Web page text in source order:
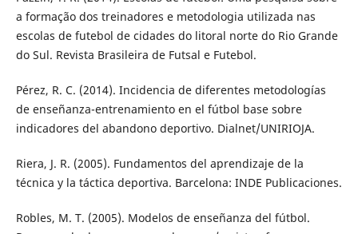
a formação dos treinadores e metodologia utilizada nas
escolas de futebol de cidades do litoral norte do Rio Grande
do Sul. Revista Brasileira de Futsal e Futebol.
Pérez, R. C. (2014). Incidencia de diferentes metodologías
de enseñanza-entrenamiento en el fútbol base sobre
indicadores del abandono deportivo. Dialnet/UNIRIOJA.
Riera, J. R. (2005). Fundamentos del aprendizaje de la
técnica y la táctica deportiva. Barcelona: INDE Publicaciones.
Robles, M. T. (2005). Modelos de enseñanza del fútbol.